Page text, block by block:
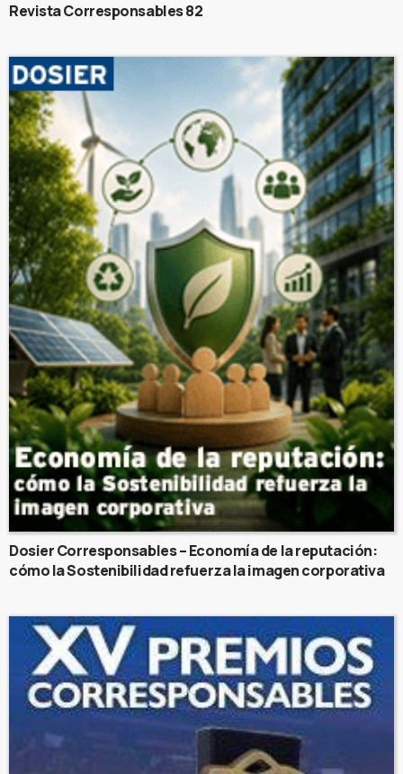
Revista Corresponsables 82
Dosier Corresponsables – Economía de la reputación:
cómo la Sostenibilidad refuerza la imagen corporativa